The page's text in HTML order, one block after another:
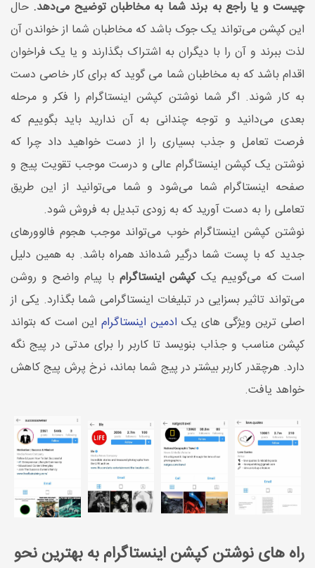
چیست و یا راجع به برند شما به مخاطبان توضیح می‌دهد. حال
این کپشن می‌تواند یک جوک باشد که مخاطبان شما از خواندن آن
لذت ببرند و آن را با دیگران به اشتراک بگذارند و یا یک فراخوان
اقدام باشد که به مخاطبان شما می گوید که برای کار خاصی دست
به کار شوند. اگر شما نوشتن کپشن اینستاگرام را فکر و مرحله
بعدی می‌دانید و توجه چندانی به آن ندارید باید بگوییم که
فرصت تعامل و جذب بسیاری را از دست خواهید داد چرا که
نوشتن یک کپشن اینستاگرام عالی و درست موجب تقویت پیج و
صفحه اینستاگرام شما می‌شود و شما می‌توانید از این طریق
تعاملی را به دست آورید که به زودی تبدیل به فروش شود.
نوشتن کپشن اینستاگرام خوب می‌تواند موجب هجوم فالوور‌های
جدید که با پست شما درگیر شده‌اند همراه باشد. به همین دلیل
است که می‌گوییم یککپشن اینستاگرام با پیام واضح و روشن
می‌تواند تاثیر بسزایی در تبلیغات اینستاگرامی شما بگذارد. یکی از
اصلی ترین ویژگی های یک ادمین اینستاگرام این است که بتواند
کپشن مناسب و جذاب بنویسد تا کاربر را برای مدتی در پیج نگه
دارد. هرچقدر کاربر بیشتر در پیج شما بماند، نرخ پرش پیج کاهش
خواهد یافت.
راه های نوشتن کپشن اینستاگرام به بهترین نحو